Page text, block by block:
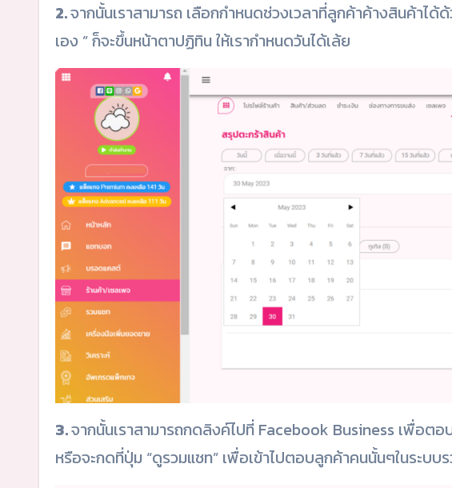
2.จากนั้นเราสามารถ เลือกกำหนดช่วงเวลาที่ลูกค้าค้างสินค้าได้
เอง ” ก็จะขึ้นหน้าตาปฏิทิน ให้เรากำหนดวันได้เล้ย
3.จากนั้นเราสามารถกดลิงค์ไปที่ Facebook Business เพื่อต
หรือจะกดที่ปุ่ม “ดูรวมแชท” เพื่อเข้าไปตอบลูกค้าคนนั้นๆในระบบ